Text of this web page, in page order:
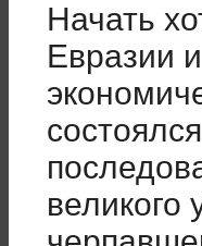
Начать
Евразии